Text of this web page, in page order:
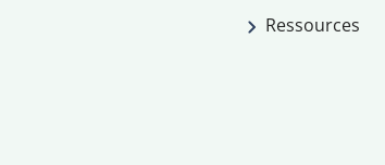
Ressources